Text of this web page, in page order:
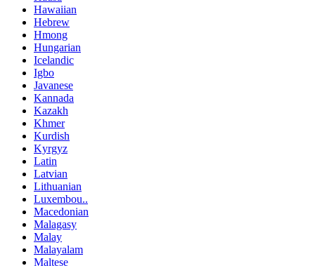
Hawaiian
Hebrew
Hmong
Hungarian
Icelandic
Igbo
Javanese
Kannada
Kazakh
Khmer
Kurdish
Kyrgyz
Latin
Latvian
Lithuanian
Luxembou..
Macedonian
Malagasy
Malay
Malayalam
Maltese